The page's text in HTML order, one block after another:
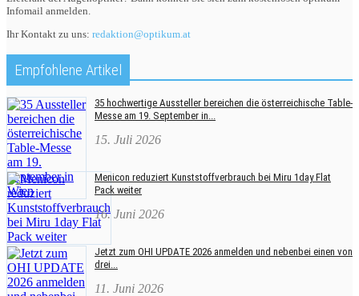
Infomail anmelden.
Ihr Kontakt zu uns: redaktion@optikum.at
Empfohlene Artikel
35 hochwertige Aussteller bereichen die österreichische Table-
Messe am 19. September in...
15. Juli 2026
Menicon reduziert Kunststoffverbrauch bei Miru 1day Flat
Pack weiter
16. Juni 2026
Jetzt zum OHI UPDATE 2026 anmelden und nebenbei einen von
drei...
11. Juni 2026